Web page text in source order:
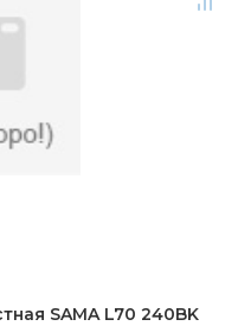
SAMA L70 240BK